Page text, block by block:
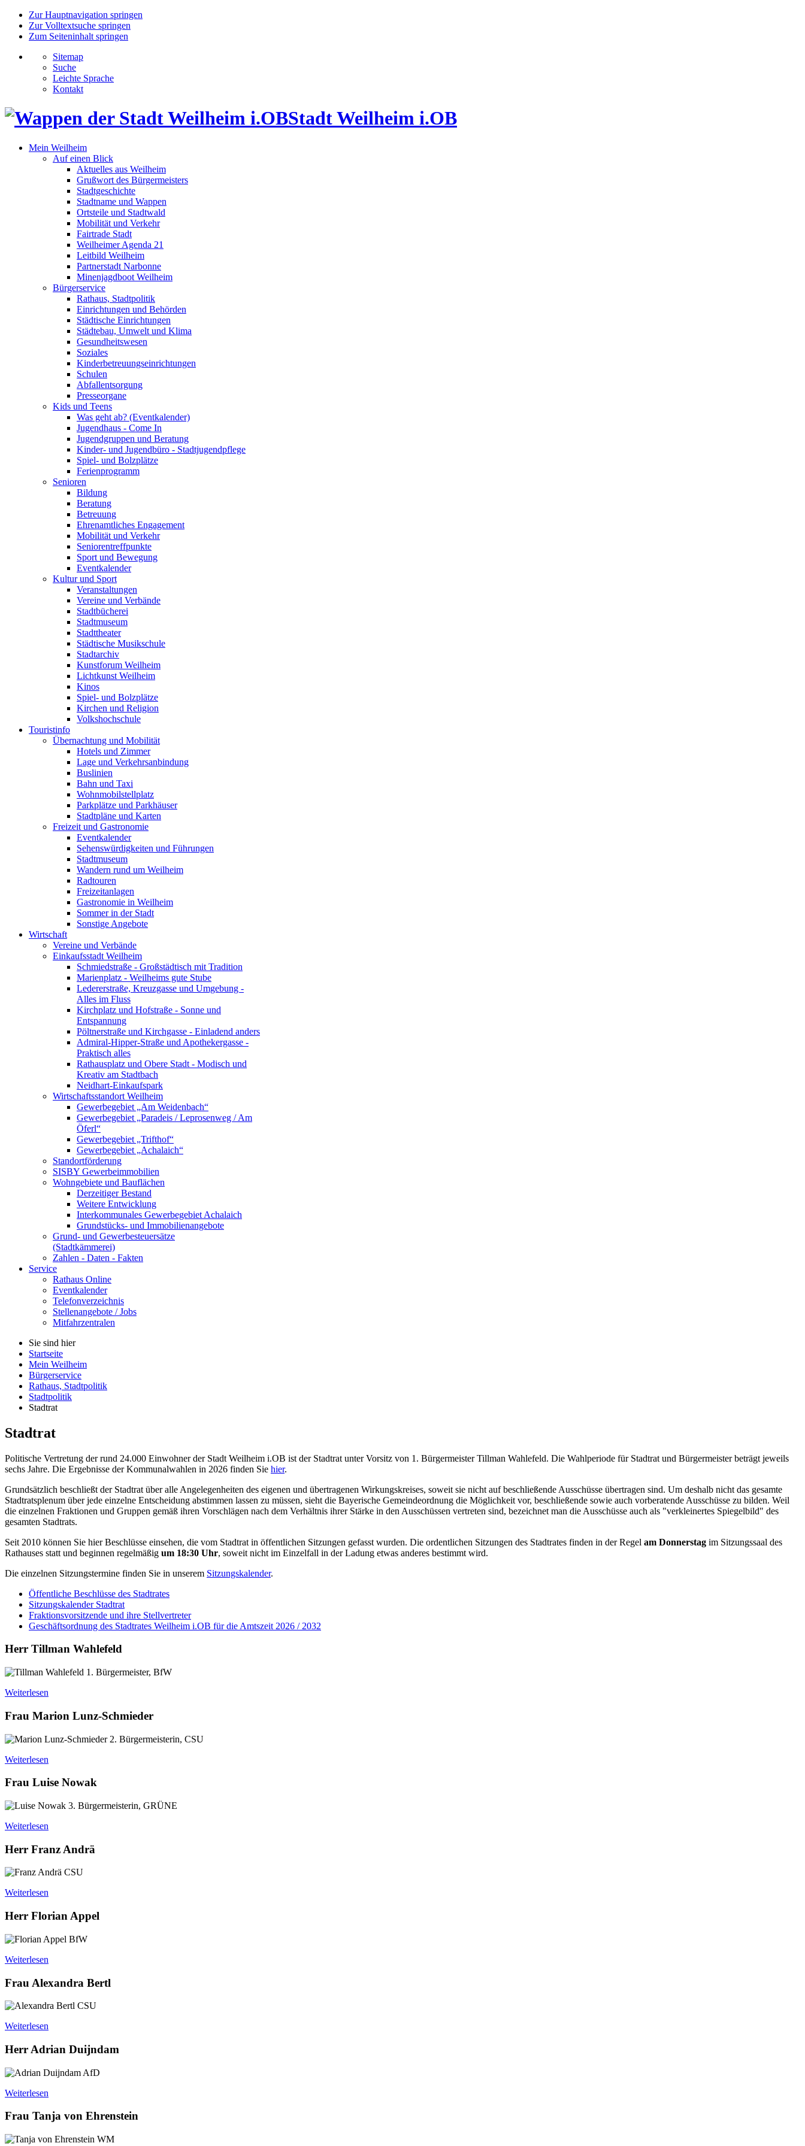
Zur Hauptnavigation springen
Zur Volltextsuche springen
Zum Seiteninhalt springen
Sitemap
Suche
Leichte Sprache
Kontakt
Stadt Weilheim i.OB
Mein Weilheim
Auf einen Blick
Aktuelles aus Weilheim
Grußwort des Bürgermeisters
Stadtgeschichte
Stadtname und Wappen
Ortsteile und Stadtwald
Mobilität und Verkehr
Fairtrade Stadt
Weilheimer Agenda 21
Leitbild Weilheim
Partnerstadt Narbonne
Minenjagdboot Weilheim
Bürgerservice
Rathaus, Stadtpolitik
Einrichtungen und Behörden
Städtische Einrichtungen
Städtebau, Umwelt und Klima
Gesundheitswesen
Soziales
Kinderbetreuungseinrichtungen
Schulen
Abfallentsorgung
Presseorgane
Kids und Teens
Was geht ab? (Eventkalender)
Jugendhaus - Come In
Jugendgruppen und Beratung
Kinder- und Jugendbüro - Stadtjugendpflege
Spiel- und Bolzplätze
Ferienprogramm
Senioren
Bildung
Beratung
Betreuung
Ehrenamtliches Engagement
Mobilität und Verkehr
Seniorentreffpunkte
Sport und Bewegung
Eventkalender
Kultur und Sport
Veranstaltungen
Vereine und Verbände
Stadtbücherei
Stadtmuseum
Stadttheater
Städtische Musikschule
Stadtarchiv
Kunstforum Weilheim
Lichtkunst Weilheim
Kinos
Spiel- und Bolzplätze
Kirchen und Religion
Volkshochschule
Touristinfo
Übernachtung und Mobilität
Hotels und Zimmer
Lage und Verkehrsanbindung
Buslinien
Bahn und Taxi
Wohnmobilstellplatz
Parkplätze und Parkhäuser
Stadtpläne und Karten
Freizeit und Gastronomie
Eventkalender
Sehenswürdigkeiten und Führungen
Stadtmuseum
Wandern rund um Weilheim
Radtouren
Freizeitanlagen
Gastronomie in Weilheim
Sommer in der Stadt
Sonstige Angebote
Wirtschaft
Vereine und Verbände
Einkaufsstadt Weilheim
Schmiedstraße - Großstädtisch mit Tradition
Marienplatz - Weilheims gute Stube
Ledererstraße, Kreuzgasse und Umgebung -
Alles im Fluss
Kirchplatz und Hofstraße - Sonne und
Entspannung
Pöltnerstraße und Kirchgasse - Einladend anders
Admiral-Hipper-Straße und Apothekergasse -
Praktisch alles
Rathausplatz und Obere Stadt - Modisch und
Kreativ am Stadtbach
Neidhart-Einkaufspark
Wirtschaftsstandort Weilheim
Gewerbegebiet „Am Weidenbach“
Gewerbegebiet „Paradeis / Leprosenweg / Am
Öferl“
Gewerbegebiet „Trifthof“
Gewerbegebiet „Achalaich“
Standortförderung
SISBY Gewerbeimmobilien
Wohngebiete und Bauflächen
Derzeitiger Bestand
Weitere Entwicklung
Interkommunales Gewerbegebiet Achalaich
Grundstücks- und Immobilienangebote
Grund- und Gewerbesteuersätze
(Stadtkämmerei)
Zahlen - Daten - Fakten
Service
Rathaus Online
Eventkalender
Telefonverzeichnis
Stellenangebote / Jobs
Mitfahrzentralen
Sie sind hier
Startseite
Mein Weilheim
Bürgerservice
Rathaus, Stadtpolitik
Stadtpolitik
Stadtrat
Stadtrat
Politische Vertretung der rund 24.000 Einwohner der Stadt Weilheim i.OB ist der Stadtrat unter Vorsitz von 1. Bürgermeister Tillman Wahlefeld. Die Wahlperiode für Stadtrat und Bürgermeister beträgt jeweils
sechs Jahre. Die Ergebnisse der Kommunalwahlen in 2026 finden Sie hier.
Grundsätzlich beschließt der Stadtrat über alle Angelegenheiten des eigenen und übertragenen Wirkungskreises, soweit sie nicht auf beschließende Ausschüsse übertragen sind. Um deshalb nicht das gesamte
Stadtratsplenum über jede einzelne Entscheidung abstimmen lassen zu müssen, sieht die Bayerische Gemeindeordnung die Möglichkeit vor, beschließende sowie auch vorberatende Ausschüsse zu bilden. Weil
die einzelnen Fraktionen und Gruppen gemäß ihren Vorschlägen nach dem Verhältnis ihrer Stärke in den Ausschüssen vertreten sind, bezeichnet man die Ausschüsse auch als "verkleinertes Spiegelbild" des
gesamten Stadtrats.
Seit 2010 können Sie hier Beschlüsse einsehen, die vom Stadtrat in öffentlichen Sitzungen gefasst wurden. Die ordentlichen Sitzungen des Stadtrates finden in der Regel am Donnerstag im Sitzungssaal des
Rathauses statt und beginnen regelmäßig um 18:30 Uhr, soweit nicht im Einzelfall in der Ladung etwas anderes bestimmt wird.
Die einzelnen Sitzungstermine finden Sie in unserem Sitzungskalender.
Öffentliche Beschlüsse des Stadtrates
Sitzungskalender Stadtrat
Fraktionsvorsitzende und ihre Stellvertreter
Geschäftsordnung des Stadtrates Weilheim i.OB für die Amtszeit 2026 / 2032
Herr Tillman Wahlefeld
1. Bürgermeister, BfW
Weiterlesen
Frau Marion Lunz-Schmieder
2. Bürgermeisterin, CSU
Weiterlesen
Frau Luise Nowak
3. Bürgermeisterin, GRÜNE
Weiterlesen
Herr Franz Andrä
CSU
Weiterlesen
Herr Florian Appel
BfW
Weiterlesen
Frau Alexandra Bertl
CSU
Weiterlesen
Herr Adrian Duijndam
AfD
Weiterlesen
Frau Tanja von Ehrenstein
WM